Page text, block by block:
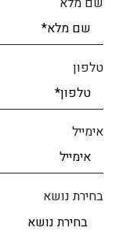
טלפון
אימייל
בחירת נושא